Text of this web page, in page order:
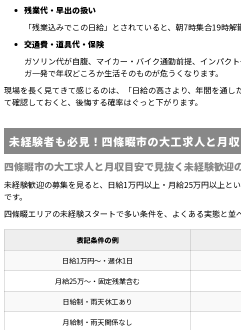
残業代・早出の扱い
「残業込みでこの日給」とされていると、朝7時集合19時
交通費・道具代・保険
ガソリン代が自腹、マイカー・バイク通勤前提、インパク
ガ一発で年収どころか生活そのものが危うくなります。
現場を長く見てきて感じるのは、「日給の高さより、年間を通
て確認しておくと、後悔する確率はぐっと下がります。
未経験者も必見！四條畷市の大工求人と月
四條畷市の大工求人と月収目安で見抜く未経験歓
未経験歓迎の募集を見ると、日給1万円以上・月給25万円以上と
です。
四條畷エリアの未経験スタートで多い条件を、よくある実態と並
表記条件の例
日給1万円〜・週休1日
月給25万〜・固定残業含む
日給制・雨天休工あり
月給制・雨天関係なし